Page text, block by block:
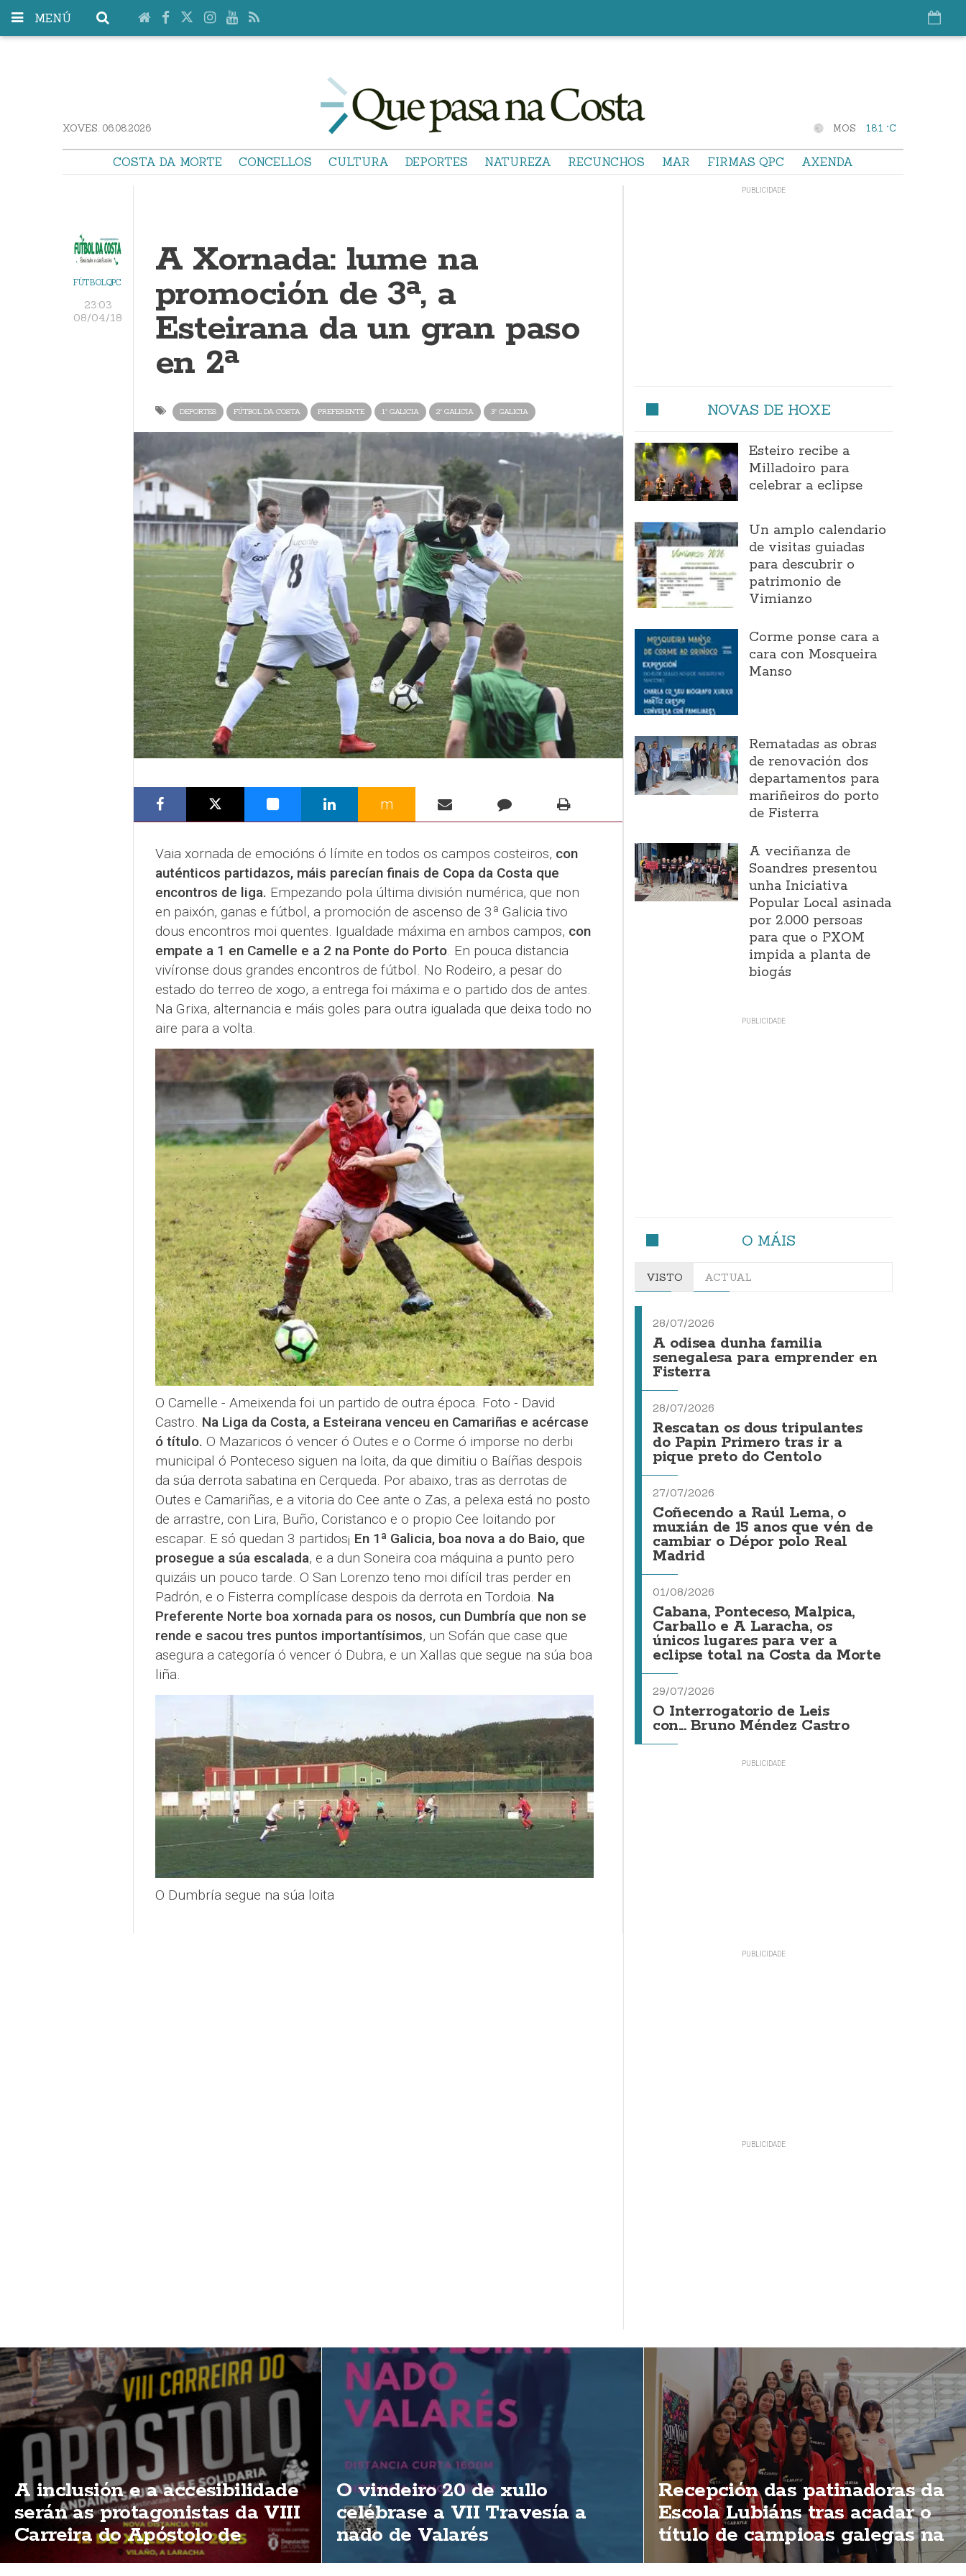
MENÚ
XOVES. 06.08.2026 MOS 18.1 °C
COSTA DA MORTE CONCELLOS CULTURA DEPORTES NATUREZA RECUNCHOS MAR FIRMAS QPC AXENDA
FÚTBOLQPC
23:03
08/04/18
A Xornada: lume na
promoción de 3ª, a
Esteirana da un gran paso
en 2ª
DEPORTES FÚTBOL DA COSTA PREFERENTE 1ª GALICIA 2ª GALICIA 3ª GALICIA
m
Vaia xornada de emocións ó límite en todos os campos costeiros, con
auténticos partidazos, máis parecían finais de Copa da Costa que
encontros de liga. Empezando pola última división numérica, que non
en paixón, ganas e fútbol, a promoción de ascenso de 3ª Galicia tivo
dous encontros moi quentes. Igualdade máxima en ambos campos, con
empate a 1 en Camelle e a 2 na Ponte do Porto. En pouca distancia
vivíronse dous grandes encontros de fútbol. No Rodeiro, a pesar do
estado do terreo de xogo, a entrega foi máxima e o partido dos de antes.
Na Grixa, alternancia e máis goles para outra igualada que deixa todo no
aire para a volta.
O Camelle - Ameixenda foi un partido de outra época. Foto - David
Castro. Na Liga da Costa, a Esteirana venceu en Camariñas e acércase
ó título. O Mazaricos ó vencer ó Outes e o Corme ó imporse no derbi
municipal ó Ponteceso siguen na loita, da que dimitiu o Baíñas despois
da súa derrota sabatina en Cerqueda. Por abaixo, tras as derrotas de
Outes e Camariñas, e a vitoria do Cee ante o Zas, a pelexa está no posto
de arrastre, con Lira, Buño, Coristanco e o propio Cee loitando por
escapar. E só quedan 3 partidos¡ En 1ª Galicia, boa nova a do Baio, que
prosegue a súa escalada, e a dun Soneira coa máquina a punto pero
quizáis un pouco tarde. O San Lorenzo teno moi difícil tras perder en
Padrón, e o Fisterra complícase despois da derrota en Tordoia. Na
Preferente Norte boa xornada para os nosos, cun Dumbría que non se
rende e sacou tres puntos importantísimos, un Sofán que case que
asegura a categoría ó vencer ó Dubra, e un Xallas que segue na súa boa
liña.
O Dumbría segue na súa loita
NOVAS DE HOXE
Esteiro recibe a
Milladoiro para
celebrar a eclipse
Un amplo calendario
de visitas guiadas
para descubrir o
patrimonio de
Vimianzo
Corme ponse cara a
cara con Mosqueira
Manso
Rematadas as obras
de renovación dos
departamentos para
mariñeiros do porto
de Fisterra
A veciñanza de
Soandres presentou
unha Iniciativa
Popular Local asinada
por 2.000 persoas
para que o PXOM
impida a planta de
biogás
O MÁIS
VISTO ACTUAL
28/07/2026
A odisea dunha familia
senegalesa para emprender en
Fisterra
28/07/2026
Rescatan os dous tripulantes
do Papin Primero tras ir a
pique preto do Centolo
27/07/2026
Coñecendo a Raúl Lema, o
muxián de 15 anos que vén de
cambiar o Dépor polo Real
Madrid
01/08/2026
Cabana, Ponteceso, Malpica,
Carballo e A Laracha, os
únicos lugares para ver a
eclipse total na Costa da Morte
29/07/2026
O Interrogatorio de Leis
con... Bruno Méndez Castro
A inclusión e a accesibilidade
serán as protagonistas da VIII
Carreira do Apóstolo de
Vilaño
O vindeiro 20 de xullo
celébrase a VII Travesía a
nado de Valarés
Recepción das patinadoras da
Escola Lubiáns tras acadar o
título de campioas galegas na
modalidas "ShoW"